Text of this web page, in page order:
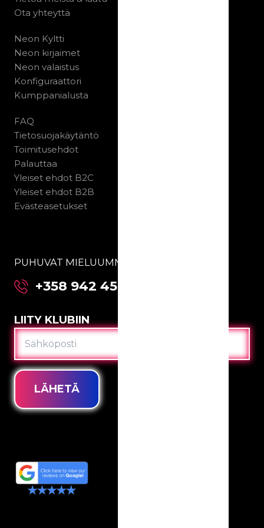
Ota yhteyttä
Neon Kyltti
Neon kirjaimet
Neon valaistus
Konfiguraattori
Kumppanialusta
FAQ
Tietosuojakäytäntö
Toimitusehdot
Palauttaa
Yleiset ehdot B2C
Yleiset ehdot B2B
Evästeasetukset
PUHUVAT MIELUUMMIN SUORAAN MEILLE:
+358 942 4590 77
LIITY KLUBIIN
SÄHKÖPOSTI
LÄHETÄ